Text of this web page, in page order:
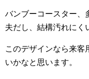
バンブーコースター、
夫だし、結構汚れにく
このデザインなら来客
いかなと思います。